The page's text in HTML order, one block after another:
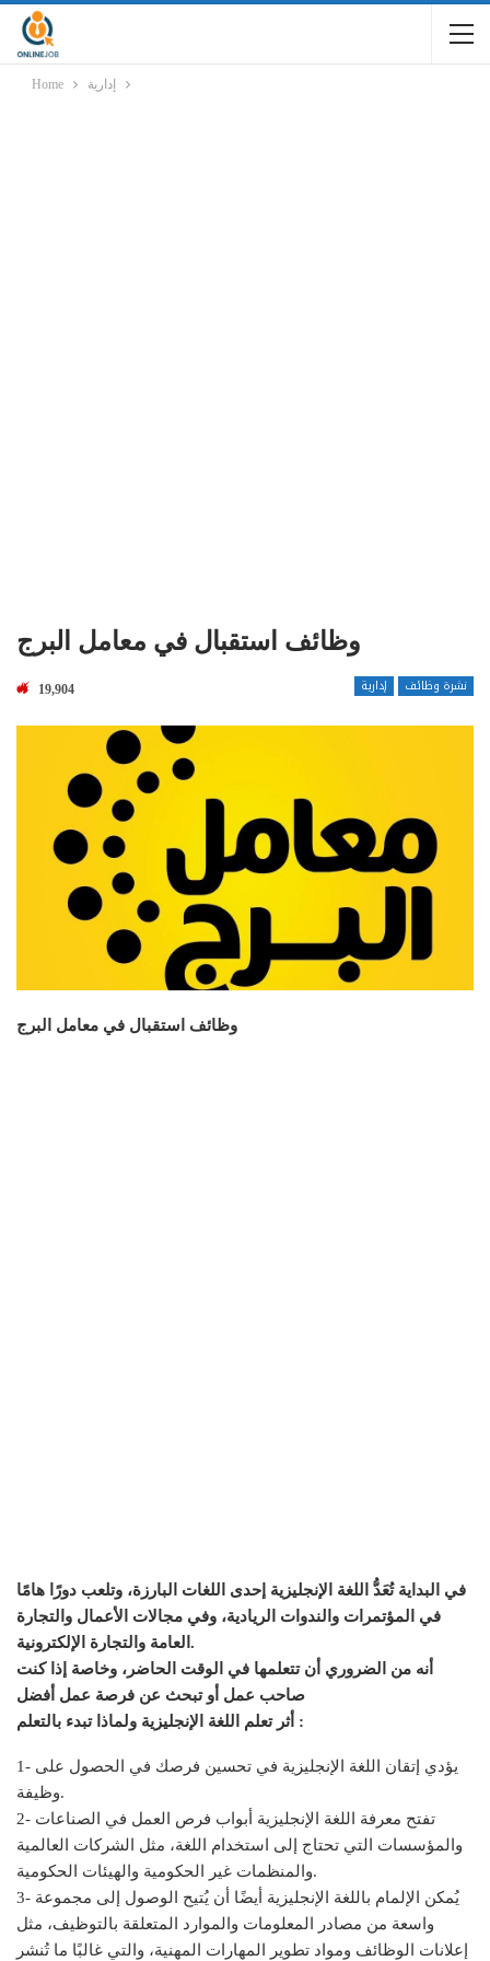
Home إدارية
وظائف استقبال في معامل البرج
إدارية نشرة وظائف 19,904
وظائف استقبال في معامل البرج
في البداية تُعَدُّ اللغة الإنجليزية إحدى اللغات البارزة، وتلعب دورًا هامًا
في المؤتمرات والندوات الريادية، وفي مجالات الأعمال والتجارة
العامة والتجارة الإلكترونية.
أنه من الضروري أن تتعلمها في الوقت الحاضر، وخاصة إذا كنت
صاحب عمل أو تبحث عن فرصة عمل أفضل
أثر تعلم اللغة الإنجليزية ولماذا تبدء بالتعلم :
1- يؤدي إتقان اللغة الإنجليزية في تحسين فرصك في الحصول على
وظيفة.
2- تفتح معرفة اللغة الإنجليزية أبواب فرص العمل في الصناعات
والمؤسسات التي تحتاج إلى استخدام اللغة، مثل الشركات العالمية
والمنظمات غير الحكومية والهيئات الحكومية.
3- يُمكن الإلمام باللغة الإنجليزية أيضًا أن يُتيح الوصول إلى مجموعة
واسعة من مصادر المعلومات والموارد المتعلقة بالتوظيف، مثل
إعلانات الوظائف ومواد تطوير المهارات المهنية، والتي غالبًا ما تُنشر